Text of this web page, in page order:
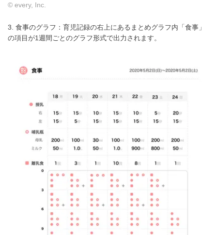
© every, Inc.
3. 食事のグラフ：育児記録の右上にあるまとめグラフ内「食事」
の項目が1週間ごとのグラフ形式で出力されます。